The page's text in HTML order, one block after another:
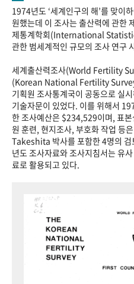
1974년도 ‘세계인구의 해’를 맞이
원했는데 이 조사는 출산력에 관한
제통계학회(International
관한 범세계적인 규모의 조사 연구
세계출산력조사(World Fertility
(Korean National Fertility
기획원 조사통계국이 공동으로 실
기술자문이 있었다. 이를 위해서
한 조사예산은 $234,529이며, 표
원 훈련, 현지조사, 부호화 작업 등
Takeshita 박사를 포함한 4명의
년도 조사자료와 조사지침서는 유
료로 활용되고 있다.